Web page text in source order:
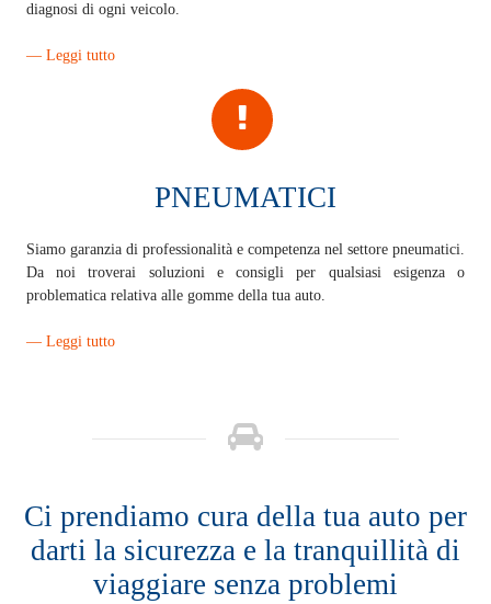
diagnosi di ogni veicolo.
— Leggi tutto
PNEUMATICI
Siamo garanzia di professionalità e competenza nel settore pneumatici.
Da noi troverai soluzioni e consigli per qualsiasi esigenza o
problematica relativa alle gomme della tua auto.
— Leggi tutto
Ci prendiamo cura della tua auto per
darti la sicurezza e la tranquillità di
viaggiare senza problemi